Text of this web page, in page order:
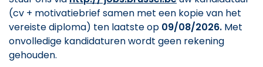
(cv + motivatiebrief samen met een kopie van het
vereiste diploma) ten laatste op 09/08/2026. Met
onvolledige kandidaturen wordt geen rekening
gehouden.